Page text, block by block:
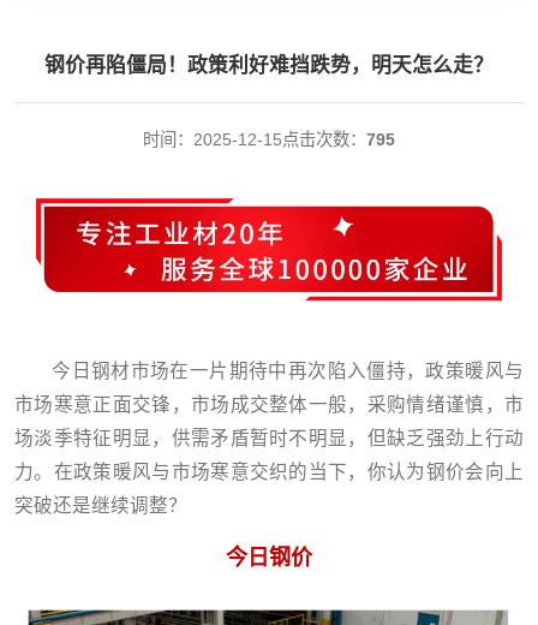
钢价再陷僵局！政策利好难挡跌势，明天怎么走？
时间：2025-12-15点击次数： 795
今日钢材市场在一片期待中再次陷入僵持，政策暖风与
市场寒意正面交锋，市场成交整体一般，采购情绪谨慎，市
场淡季特征明显，供需矛盾暂时不明显，但缺乏强劲上行动
力。在政策暖风与市场寒意交织的当下，你认为钢价会向上
突破还是继续调整？
今日钢价